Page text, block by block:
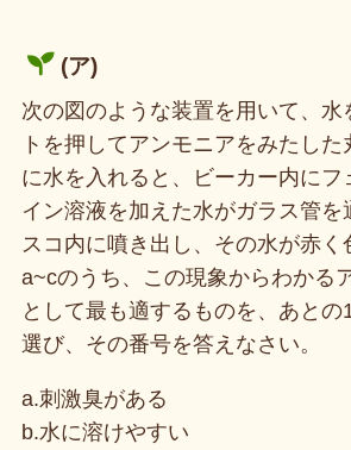
(ア)
次の図のような装置を用いて、水
トを押してアンモニアをみたし
に水を入れると、ビーカー内にフ
イン溶液を加えた水がガラス管を
スコ内に噴き出し、その水が赤く
a~cのうち、この現象からわかる
として最も適するものを、あと
選び、その番号を答えなさい。
a.刺激臭がある
b.水に溶けやすい